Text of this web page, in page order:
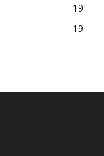
19
19